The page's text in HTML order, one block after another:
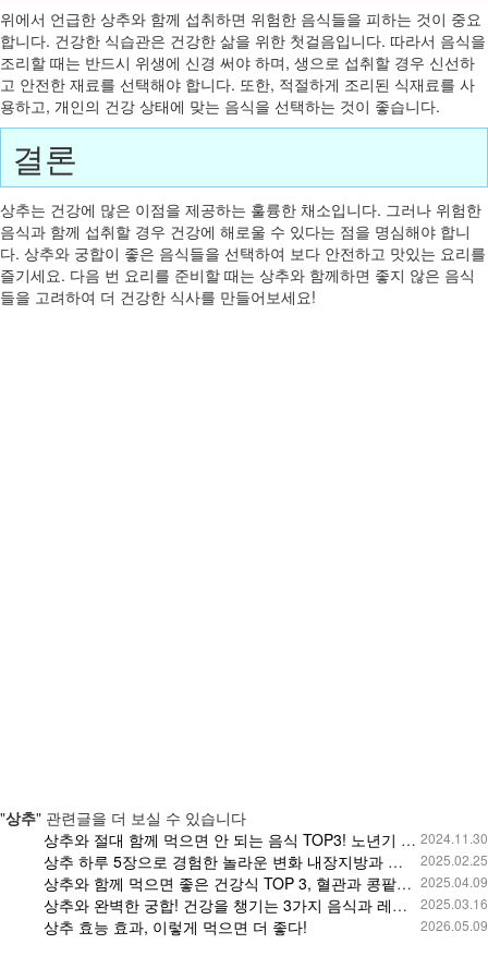
위에서 언급한 상추와 함께 섭취하면 위험한 음식들을 피하는 것이 중요
합니다. 건강한 식습관은 건강한 삶을 위한 첫걸음입니다. 따라서 음식을
조리할 때는 반드시 위생에 신경 써야 하며, 생으로 섭취할 경우 신선하
고 안전한 재료를 선택해야 합니다. 또한, 적절하게 조리된 식재료를 사
용하고, 개인의 건강 상태에 맞는 음식을 선택하는 것이 좋습니다.
결론
상추는 건강에 많은 이점을 제공하는 훌륭한 채소입니다. 그러나 위험한
음식과 함께 섭취할 경우 건강에 해로울 수 있다는 점을 명심해야 합니
다. 상추와 궁합이 좋은 음식들을 선택하여 보다 안전하고 맛있는 요리를
즐기세요. 다음 번 요리를 준비할 때는 상추와 함께하면 좋지 않은 음식
들을 고려하여 더 건강한 식사를 만들어보세요!
"상추" 관련글을 더 보실 수 있습니다
2024.11.30
상추와 절대 함께 먹으면 안 되는 음식 TOP3! 노년기 건강을 위한 상추 활용법, 암과 치매 예방을 위한 최상의 조합 공개!
2025.02.25
상추 하루 5장으로 경험한 놀라운 변화 내장지방과 불면증이 사라진 비결 상추의 효능과 다이어트, 치매 예방 효과까지
2025.04.09
상추와 함께 먹으면 좋은 건강식 TOP 3, 혈관과 콩팥을 지켜주는 필수 음식!
2025.03.16
상추와 완벽한 궁합! 건강을 챙기는 3가지 음식과 레시피 대공개! 눈과 피부에 놀라운 효과!
2026.05.09
상추 효능 효과, 이렇게 먹으면 더 좋다!